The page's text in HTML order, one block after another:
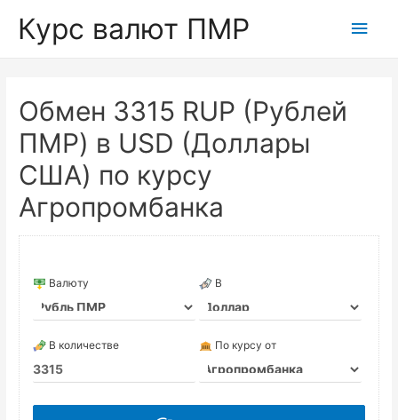
Курс валют ПМР
Обмен 3315 RUP (Рублей
ПМР) в USD (Доллары
США) по курсу
Агропромбанка
Валюту В
В количестве По курсу от